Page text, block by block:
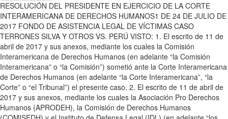
RESOLUCIÓN DEL PRESIDENTE EN EJERCICIO DE LA CORTE
INTERAMERICANA DE DERECHOS HUMANOS1 DE 24 DE JULIO DE
2017 FONDO DE ASISTENCIA LEGAL DE VÍCTIMAS CASO
TERRONES SILVA Y OTROS VS. PERÚ VISTO: 1. El escrito de 11 de
abril de 2017 y sus anexos, mediante los cuales la Comisión
Interamericana de Derechos Humanos (en adelante “la Comisión
Interamericana” o “la Comisión”) sometió ante la Corte Interamericana
de Derechos Humanos (en adelante “la Corte Interamericana”, “la
Corte” o “el Tribunal”) el presente caso. 2. El escrito de 11 de abril de
2017 y sus anexos, mediante los cuales la Asociación Pro Derechos
Humanos (APRODEH), la Comisión de Derechos Humanos